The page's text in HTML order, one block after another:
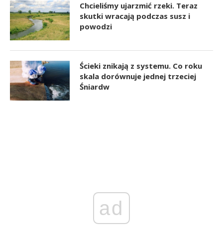
Chcieliśmy ujarzmić rzeki. Teraz
skutki wracają podczas susz i
powodzi
Ścieki znikają z systemu. Co roku
skala dorównuje jednej trzeciej
Śniardw
ad